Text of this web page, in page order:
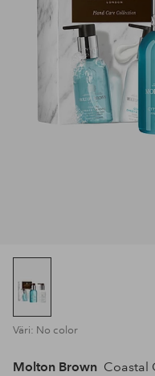
Väri: No color
Molton Brown Coastal